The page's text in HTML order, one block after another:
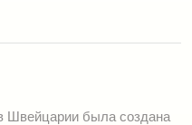
Швейцарии была создана